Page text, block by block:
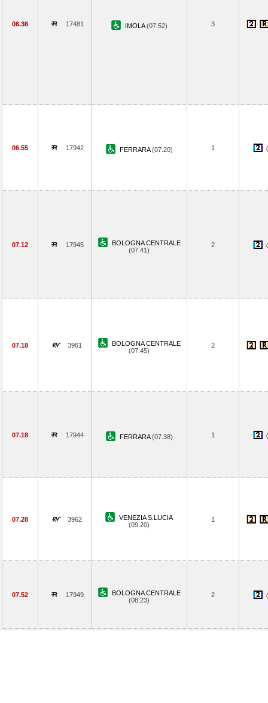
06.36 17481 IMOLA(07.52) 3
06.55 17942 FERRARA(07.20) 1
07.12 17945
BOLOGNA CENTRALE
(07.41)
2
07.18 3961
BOLOGNA CENTRALE
(07.45)
2
07.18 17944 FERRARA(07.38) 1
07.28 3962
VENEZIA S.LUCIA
(09.20)
1
07.52 17949
BOLOGNA CENTRALE
(08.23)
2